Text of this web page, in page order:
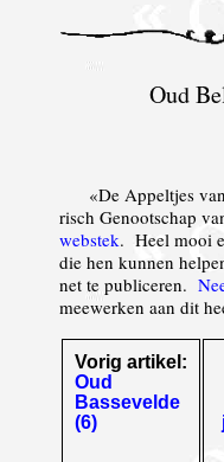
Oud
«De Appeltjes
risch Genoot­schap
webstek. Heel mooi
die hen kunnen
net te publi­ceren.
mee­werken aan dit
Vorig artikel:
Oud
Bassevelde
(6)